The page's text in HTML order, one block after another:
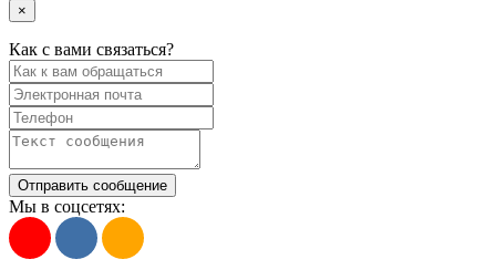
×
Как с вами связаться?
Отправить сообщение
Мы в соцсетях: